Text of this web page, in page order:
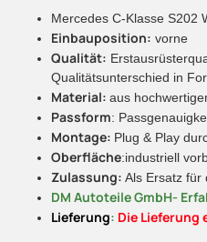
Mercedes C-Klasse S202
Einbauposition: vorne
Qualität:
Qualitätsunterschied in
Material: aus
Passform:
Montage: Plug & Play
Oberfläche:industriell
Zulassung: Als Ersatz für
DM Autoteile GmbH-
Lieferung: Die Lieferung